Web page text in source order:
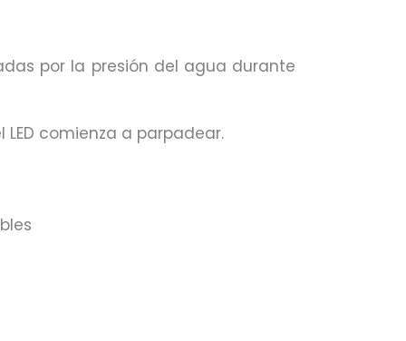
por la presión del agua durante
comienza a parpadear.